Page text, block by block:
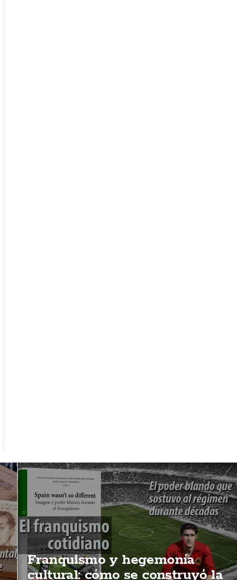
Franquismo y hegemonía
cultural: cómo se construyó la